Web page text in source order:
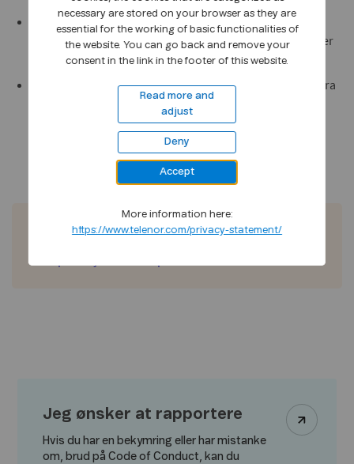
Hvis vi får tilbudt noget af værdi fra eksisterende eller
potentielle forretningspartnere, herunder gaver, rabatter
eller andre fordele
Hvis vi som privat skal have leveret varer eller tjenester fra
en af Telenors forretningspartnere
Resources and Tools
Jeg ønsker at rapportere
Hvis du har en bekymring eller har mistanke
om, brud på Code of Conduct, kan du
necessary are stored on your browser as they are
essential for the working of basic functionalities of
the website. You can go back and remove your
consent in the link in the footer of this website.
Read more and
adjust
Deny
Accept
More information here:
https://www.telenor.com/privacy-statement/